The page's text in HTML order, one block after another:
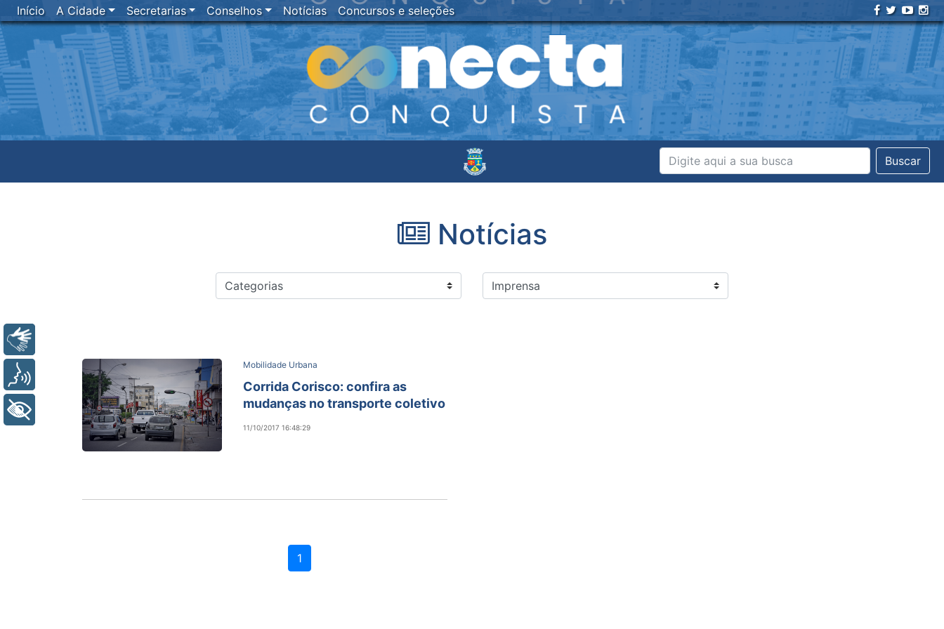
Início A Cidade Secretarias Conselhos Notícias Concursos e seleções
Buscar
Notícias
Mobilidade Urbana
Corrida Corisco: confira as
mudanças no transporte coletivo
11/10/2017 16:48:29
1
+ Acessibilidade